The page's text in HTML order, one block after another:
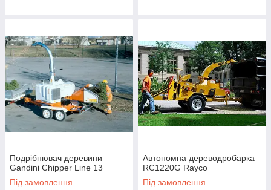
Подрібнювач деревини
Gandini Chipper Line 13
Під замовлення
Автономна дереводробарка
RC1220G Rayco
Під замовлення